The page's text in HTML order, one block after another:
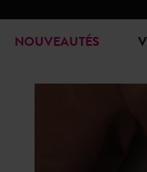
NOUVEAUTÉS